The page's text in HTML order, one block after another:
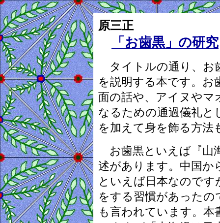
原三正
「お歯黒」の研究
タイトルの通り、お
を説明する本です。お
面の話や、アイヌやマ
なるための通過儀礼と
を加えて身を飾る方法
お歯黒といえば『山
述があります。中国か
といえば日本なのです
をする習慣があった
も言われています。本